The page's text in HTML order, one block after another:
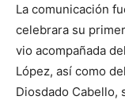
La comunicación
celebrara su
vio acompañada
López, así como
Diosdado Cabello,